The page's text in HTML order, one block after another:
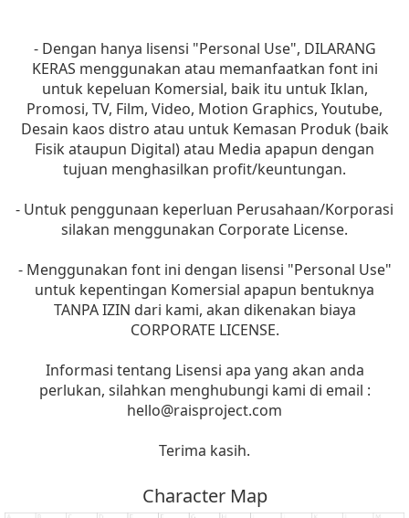
- Dengan hanya lisensi "Personal Use", DILARANG
KERAS menggunakan atau memanfaatkan font ini
untuk kepeluan Komersial, baik itu untuk Iklan,
Promosi, TV, Film, Video, Motion Graphics, Youtube,
Desain kaos distro atau untuk Kemasan Produk (baik
Fisik ataupun Digital) atau Media apapun dengan
tujuan menghasilkan profit/keuntungan.
- Untuk penggunaan keperluan Perusahaan/Korporasi
silakan menggunakan Corporate License.
- Menggunakan font ini dengan lisensi "Personal Use"
untuk kepentingan Komersial apapun bentuknya
TANPA IZIN dari kami, akan dikenakan biaya
CORPORATE LICENSE.
Informasi tentang Lisensi apa yang akan anda
perlukan, silahkan menghubungi kami di email :
hello@raisproject.com
Terima kasih.
Character Map